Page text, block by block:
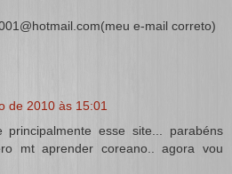
e-mail correto)
de 2010 às 15:01
esse site... parabéns
mt aprender coreano.. agora vou